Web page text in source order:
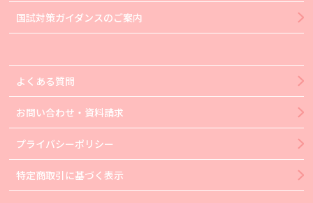
国試対策ガイダンスのご案内
よくある質問
お問い合わせ・資料請求
プライバシーポリシー
特定商取引に基づく表示